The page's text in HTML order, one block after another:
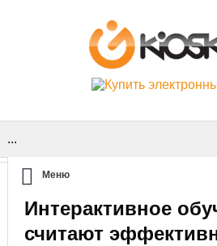
...
Меню
Интерактивное
считают